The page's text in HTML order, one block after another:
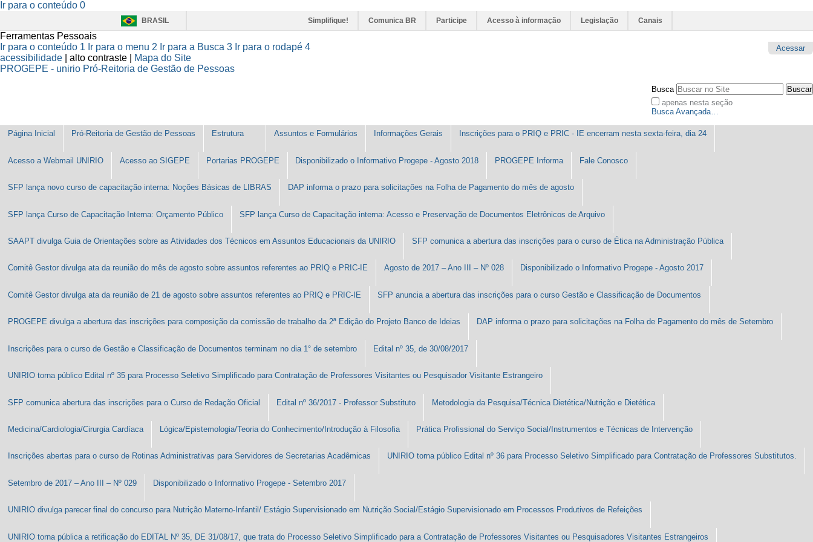
Ir para o conteúdo 0
BRASIL Simplifique! Comunica BR Participe Acesso à informação Legislação Canais
Ferramentas Pessoais
Acessar
Ir para o conteúdo 1 Ir para o menu 2 Ir para a Busca 3 Ir para o rodapé 4
acessibilidade
alto contraste |
Mapa do Site
PROGEPE - unirio Pró-Reitoria de Gestão de Pessoas
Busca
apenas nesta seção
Busca Avançada…
Página Inicial Pró-Reitoria de Gestão de Pessoas Estrutura Assuntos e Formulários Informações Gerais Inscrições para o PRIQ e PRIC - IE encerram nesta sexta-feira, dia 24
Acesso a Webmail UNIRIO Acesso ao SIGEPE Portarias PROGEPE Disponibilizado o Informativo Progepe - Agosto 2018 PROGEPE Informa Fale Conosco
SFP lança novo curso de capacitação interna: Noções Básicas de LIBRAS DAP informa o prazo para solicitações na Folha de Pagamento do mês de agosto
SFP lança Curso de Capacitação Interna: Orçamento Público SFP lança Curso de Capacitação interna: Acesso e Preservação de Documentos Eletrônicos de Arquivo
SAAPT divulga Guia de Orientações sobre as Atividades dos Técnicos em Assuntos Educacionais da UNIRIO SFP comunica a abertura das inscrições para o curso de Ética na Administração Pública
Comitê Gestor divulga ata da reunião do mês de agosto sobre assuntos referentes ao PRIQ e PRIC-IE Agosto de 2017 – Ano III – Nº 028 Disponibilizado o Informativo Progepe - Agosto 2017
Comitê Gestor divulga ata da reunião de 21 de agosto sobre assuntos referentes ao PRIQ e PRIC-IE SFP anuncia a abertura das inscrições para o curso Gestão e Classificação de Documentos
PROGEPE divulga a abertura das inscrições para composição da comissão de trabalho da 2ª Edição do Projeto Banco de Ideias DAP informa o prazo para solicitações na Folha de Pagamento do mês de Setembro
Inscrições para o curso de Gestão e Classificação de Documentos terminam no dia 1° de setembro Edital nº 35, de 30/08/2017
UNIRIO torna público Edital nº 35 para Processo Seletivo Simplificado para Contratação de Professores Visitantes ou Pesquisador Visitante Estrangeiro
SFP comunica abertura das inscrições para o Curso de Redação Oficial Edital nº 36/2017 - Professor Substituto Metodologia da Pesquisa/Técnica Dietética/Nutrição e Dietética
Medicina/Cardiologia/Cirurgia Cardíaca Lógica/Epistemologia/Teoria do Conhecimento/Introdução à Filosofia Prática Profissional do Serviço Social/Instrumentos e Técnicas de Intervenção
Inscrições abertas para o curso de Rotinas Administrativas para Servidores de Secretarias Acadêmicas UNIRIO torna público Edital nº 36 para Processo Seletivo Simplificado para Contratação de Professores Substitutos.
Setembro de 2017 – Ano III – Nº 029 Disponibilizado o Informativo Progepe - Setembro 2017
UNIRIO divulga parecer final do concurso para Nutrição Materno-Infantil/ Estágio Supervisionado em Nutrição Social/Estágio Supervisionado em Processos Produtivos de Refeições
UNIRIO torna pública a retificação do EDITAL Nº 35, DE 31/08/17, que trata do Processo Seletivo Simplificado para a Contratação de Professores Visitantes ou Pesquisadores Visitantes Estrangeiros